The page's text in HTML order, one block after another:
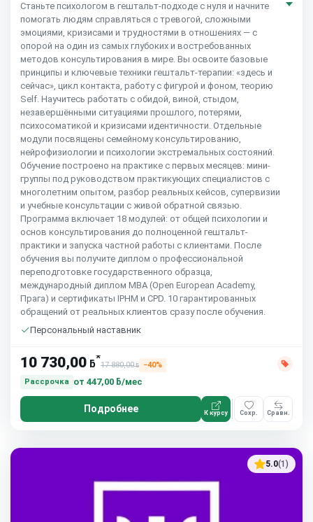
Станьте психологом в гештальт-подходе с нуля и начните
помогать людям справляться с тревогой, сложными
эмоциями, кризисами и трудностями в отношениях — с
опорой на один из самых глубоких и востребованных
методов консультирования в мире. Вы освоите базовые
принципы и ключевые техники гештальт-терапии: «здесь и
сейчас», цикл контакта, работу с фигурой и фоном, теорию
Self. Научитесь работать с обидой, виной, стыдом,
незавершёнными ситуациями прошлого, потерями,
психосоматикой и кризисами идентичности. Отдельные
модули посвящены семейному консультированию,
нейрофизиологии и психологии экстремальных состояний.
Обучение построено на практике с первых месяцев: мини-
группы под руководством практикующих специалистов с
многолетним опытом, разбор реальных кейсов, супервизии
и учебные консультации с живой обратной связью.
Программа включает 18 модулей: от общей психологии и
основ консультирования до полноценной гештальт-
практики и запуска частной работы с клиентами. После
обучения вы получите диплом о профессиональной
переподготовке государственного образца,
международный диплом MBA (Open European Academy,
Прага) и сертификаты IPHM и CPD. 10 гарантированных
обращений от реальных клиентов сразу после обучения.
Персональный наставник
10 730,00 ƃ*
17 880,00ƃ
−40%
Рассрочка
от 447,00 ƃ/мес
Подробнее К курсу Сохр. Сравн.
5.0(1)